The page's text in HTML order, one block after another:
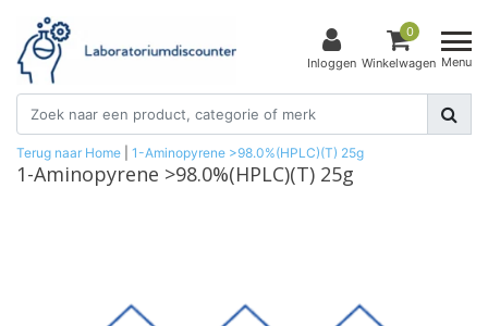
Inloggen
0
Winkelwagen Menu
Terug naar Home 1-Aminopyrene >98.0%(HPLC)(T) 25g
1-Aminopyrene >98.0%(HPLC)(T) 25g